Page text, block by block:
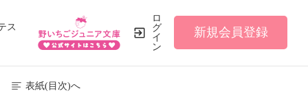
ス
ロ
グ
イ
ン
新規会員登録
表紙(目次)へ